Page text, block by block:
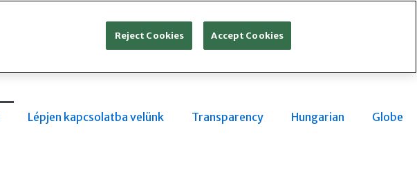
Lépjen kapcsolatba velünk Transparency Hungarian Globe
Reject Cookies Accept Cookies